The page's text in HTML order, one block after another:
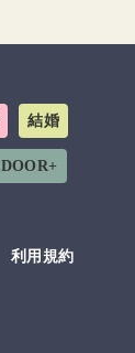
結婚
利用規約